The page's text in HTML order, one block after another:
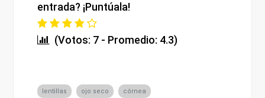
entrada? ¡Puntúala!
(Votos: 7 - Promedio: 4.3)
lentillas ojo seco córnea